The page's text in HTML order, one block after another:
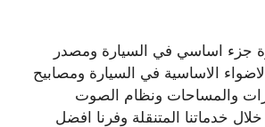
جزء اساسي في السيارة ومصدر
الاساسية في السيارة ومصابيح
والمساحات ونظام الصوت
خدماتنا المتنقلة وفرنا افضل